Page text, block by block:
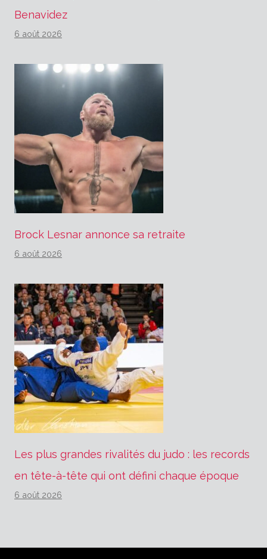
Benavidez
6 août 2026
Brock Lesnar annonce sa retraite
6 août 2026
Les plus grandes rivalités du judo : les records
en tête-à-tête qui ont défini chaque époque
6 août 2026